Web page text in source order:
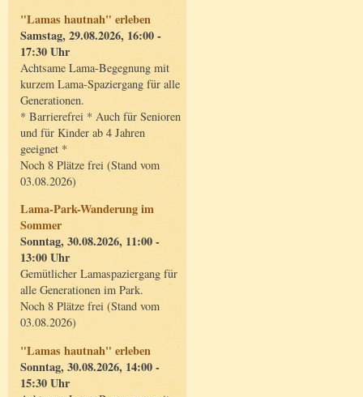
"Lamas hautnah" erleben
Samstag, 29.08.2026, 16:00 -
17:30 Uhr
Achtsame Lama-Begegnung mit
kurzem Lama-Spaziergang für alle
Generationen.
* Barrierefrei * Auch für Senioren
und für Kinder ab 4 Jahren
geeignet *
Noch 8 Plätze frei (Stand vom
03.08.2026)
Lama-Park-Wanderung im
Sommer
Sonntag, 30.08.2026, 11:00 -
13:00 Uhr
Gemütlicher Lamaspaziergang für
alle Generationen im Park.
Noch 8 Plätze frei (Stand vom
03.08.2026)
"Lamas hautnah" erleben
Sonntag, 30.08.2026, 14:00 -
15:30 Uhr